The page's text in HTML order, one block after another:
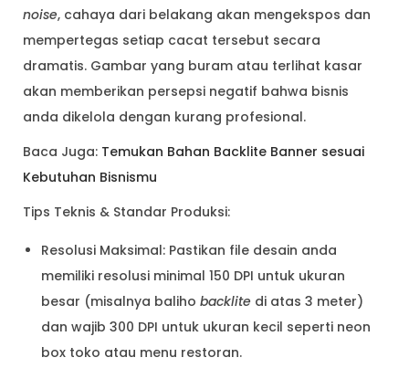
noise, cahaya dari belakang akan mengekspos dan
mempertegas setiap cacat tersebut secara
dramatis. Gambar yang buram atau terlihat kasar
akan memberikan persepsi negatif bahwa bisnis
anda dikelola dengan kurang profesional.
Baca Juga: Temukan Bahan Backlite Banner sesuai
Kebutuhan Bisnismu
Tips Teknis & Standar Produksi:
Resolusi Maksimal: Pastikan file desain anda
memiliki resolusi minimal 150 DPI untuk ukuran
besar (misalnya baliho backlite di atas 3 meter)
dan wajib 300 DPI untuk ukuran kecil seperti neon
box toko atau menu restoran.